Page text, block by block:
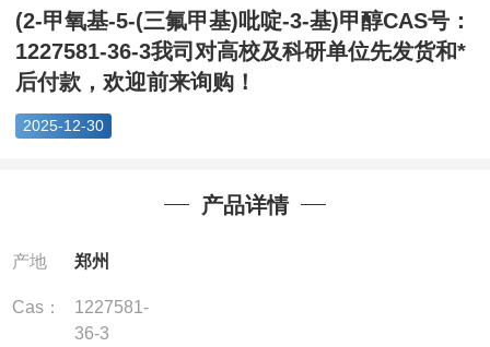
(三氟甲基)吡啶-3...
(2-甲氧基-5-(三氟甲基)吡啶-3-基)甲醇CAS号：
1227581-36-3我司对高校及科研单位先发货和*
后付款，欢迎前来询购！
2025-12-30
产品详情
产地 郑州
Cas：
1227581-
36-3